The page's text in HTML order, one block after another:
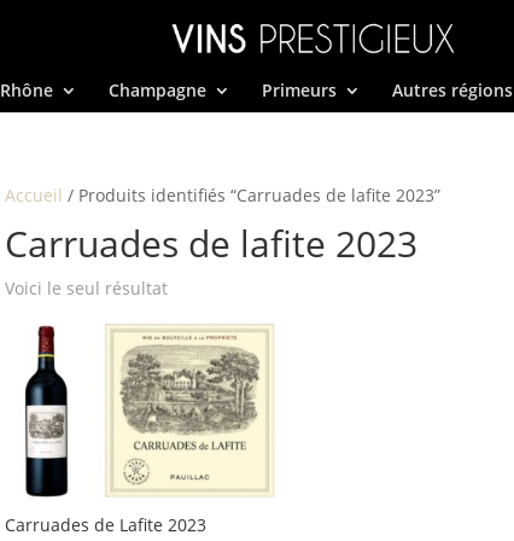
Rhône Champagne Primeurs Autres régions
Accueil / Produits identifiés “Carruades de lafite 2023”
Carruades de lafite 2023
Voici le seul résultat
Carruades de Lafite 2023